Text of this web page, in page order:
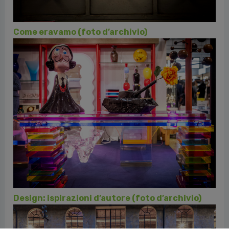
Atmosfere vintage e Old Style Money a
Mercanteinfiera (foto d’archivio)